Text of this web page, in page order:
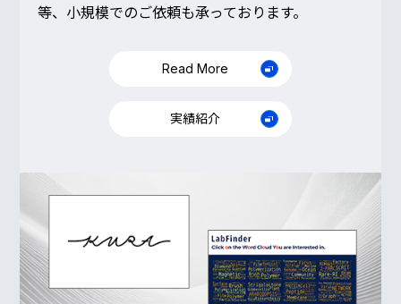
等、小規模でのご依頼も承っております。
Read More
実績紹介